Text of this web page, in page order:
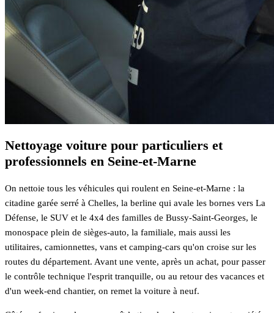
Nettoyage voiture pour particuliers et
professionnels en Seine-et-Marne
On nettoie tous les véhicules qui roulent en Seine-et-Marne : la
citadine garée serré à Chelles, la berline qui avale les bornes vers La
Défense, le SUV et le 4x4 des familles de Bussy-Saint-Georges, le
monospace plein de sièges-auto, la familiale, mais aussi les
utilitaires, camionnettes, vans et camping-cars qu'on croise sur les
routes du département. Avant une vente, après un achat, pour passer
le contrôle technique l'esprit tranquille, ou au retour des vacances et
d'un week-end chantier, on remet la voiture à neuf.